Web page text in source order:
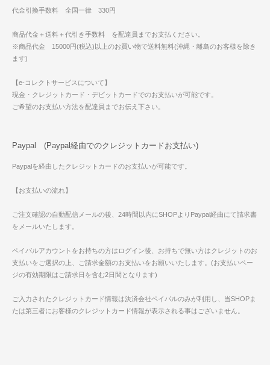
代金引換手数料 全国一律 330円
商品代金＋送料＋代引き手数料 を配達員までお支払ください。
※商品代金 15000円(税込)以上のお買い物で送料無料(沖縄・離島のお客様を除き
ます)
【e-コレクトサービスについて】
現金・クレジットカード・デビットカードでのお支払いが可能です。
ご希望のお支払い方法を配達員までお伝え下さい。
Paypal (Paypal経由でのクレジットカードお支払い)
Paypalを経由したクレジットカードのお支払いが可能です。
【お支払いの流れ】
ご注文確認の自動配信メールの後、24時間以内にSHOPよりPaypal経由にて請求書
をメールいたします。
ペイパルアカウントをお持ちの方はログイン後、お持ちで無い方はクレジットのお
支払いをご選択の上、ご請求金額のお支払いをお願いいたします。(お支払いペー
ジの有効期限はご請求日を含む2日間となります)
ご入力されたクレジットカード情報は決済会社ペイパルのみが利用し、当SHOPま
たは第三者にお客様のクレジットカード情報が表示される事はございません。